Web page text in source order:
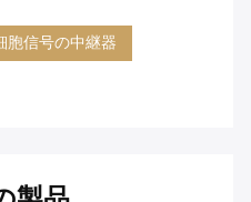
胞信号の中継器